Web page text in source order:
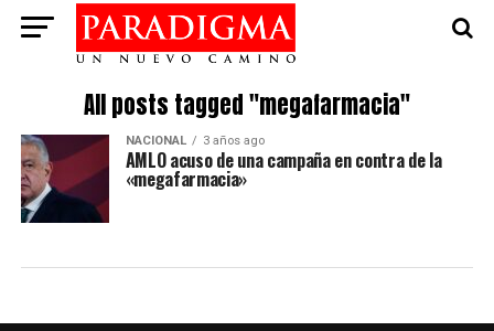
All posts tagged "megafarmacia"
NACIONAL 3 años ago
AMLO acuso de una campaña en contra de la
«megafarmacia»